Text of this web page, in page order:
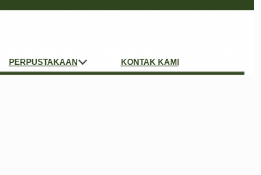
PERPUSTAKAAN KONTAK KAMI